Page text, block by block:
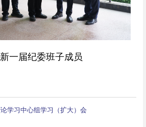
新一届纪委班子成员
学习中心组学习（扩大）会